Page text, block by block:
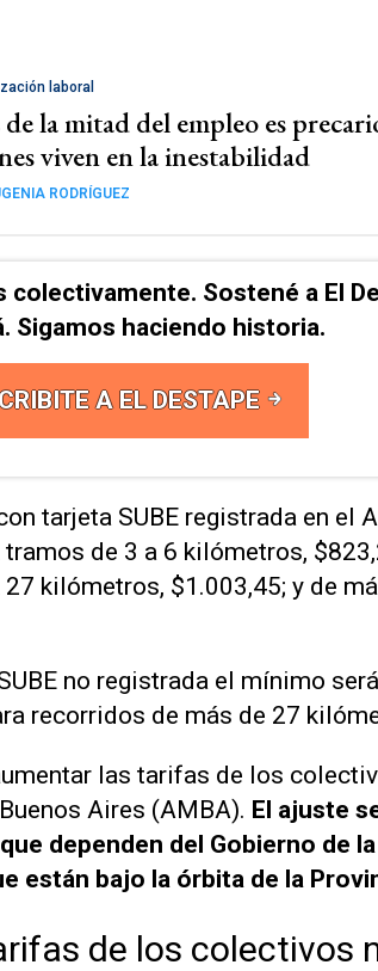
laboral
la mitad del empleo es
viven en la inestabilidad
RODRÍGUEZ
Sostené a El
Sigamos haciendo historia.
A EL DESTAPE
tarjeta SUBE registrada en el
de 3 a 6 kilómetros,
kilómetros, $1.003,45; y de
no registrada el mínimo
recorridos de más de 27
las tarifas de los
Aires (AMBA). El ajuste
dependen del Gobierno de
están bajo la órbita de la
de los colectivos